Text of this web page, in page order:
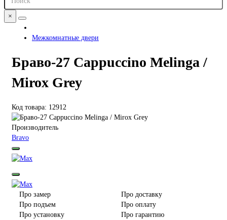
×
Межкомнатные двери
Браво-27 Cappuccino Melinga /
Mirox Grey
Код товара: 12912
Производитель
Bravo
Про замер
Про доставку
Про подъем
Про оплату
Про установку
Про гарантию